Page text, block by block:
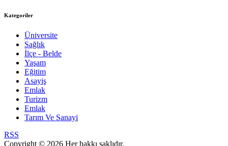
Kategoriler
Üniversite
Sağlık
İlçe - Belde
Yaşam
Eğitim
Asayiş
Emlak
Turizm
Emlak
Tarım Ve Sanayi
RSS
Copyright © 2026 Her hakkı saklıdır.